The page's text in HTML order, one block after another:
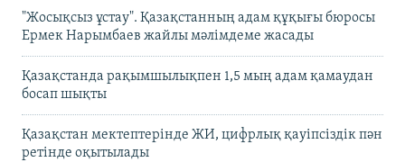
"Жосықсыз ұстау". Қазақстанның адам құқығы бюросы
Ермек Нарымбаев жайлы мәлімдеме жасады
Қазақстанда рақымшылықпен 1,5 мың адам қамаудан
босап шықты
Қазақстан мектептерінде ЖИ, цифрлық қауіпсіздік пән
ретінде оқытылады